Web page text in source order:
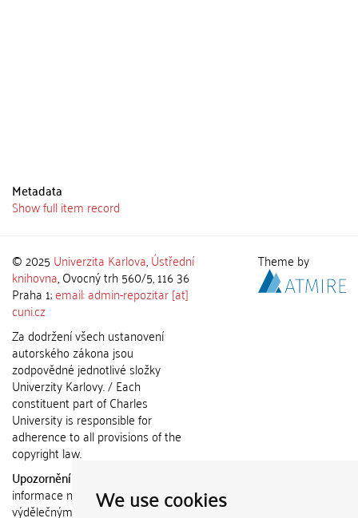
We use cookies
Metadata
Show full item record
© 2025 Univerzita Karlova,Ústřední
knihovna, Ovocný trh 560/5, 116 36
Praha 1;email: admin-repozitar [at]
cuni.cz
Za dodržení všech ustanovení
autorského zákona jsou
zodpovědné jednotlivé složky
Univerzity Karlovy. / Each
constituent part of Charles
University is responsible for
adherence to all provisions of the
copyright law.
Upozornění / Notice:
informace nemohou být použity k
výdělečným účelům nebo vydávány
Theme by